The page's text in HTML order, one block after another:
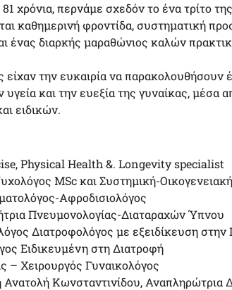
χρόνια, περνάμε σχεδόν το ένα τρίτο
καθημερινή φροντίδα, συστηματική
ένας διαρκής μαραθώνιος καλών
την ευκαιρία να παρακολουθήσουν
και την ευεξία της γυναίκας, μέσα
ειδικών.
Physical Health &. Longevity specialist
MSc και Συστημική-
Αφροδισιολόγος
Πνευμονολογίας-Διαταραχών Ύπνου
Διατροφολόγος με εξειδίκευση στην
Ειδικευμένη στη Διατροφή
Χειρουργός Γυναικολόγος
Κωνσταντινίδου, Αναπληρώτρια